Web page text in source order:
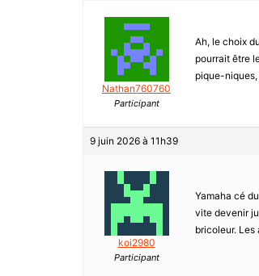
Nathan760760
Participant
Ah, le choix
pourrait être
pique-niques,
9 juin 2026 à 11h39
koi2980
Participant
Yamaha cé
vite devenir
bricoleur. Les